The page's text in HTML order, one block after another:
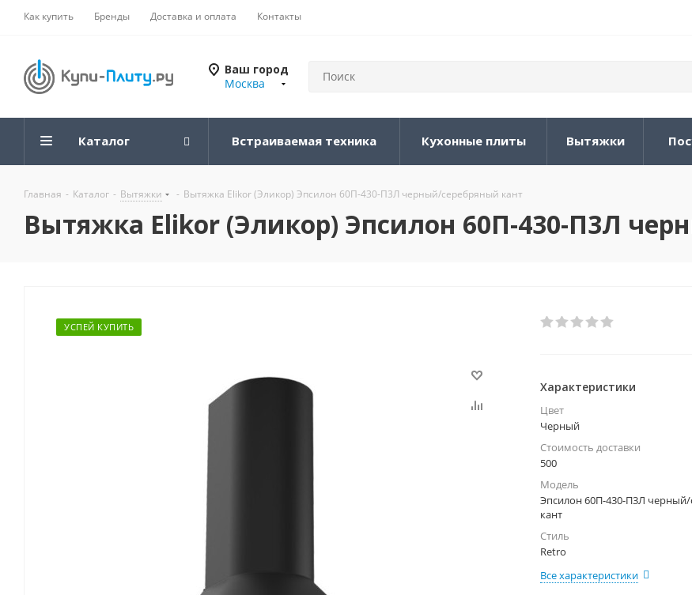
Как купить Бренды Доставка и оплата Контакты
Ваш город
Москва
Каталог Встраиваемая техника Кухонные плиты Вытяжки
Главная - Каталог - Вытяжки - Вытяжка Elikor (Эликор) Эпсилон 60П-430-П3Л черный/серебряный кант
Вытяжка Elikor (Эликор) Эпсилон 60П-430-П3Л
УСПЕЙ КУПИТЬ
Характеристики
Цвет
Черный
Стоимость доставки
500
Модель
Эпсилон 60П-430-П3Л
кант
Стиль
Retro
Все характеристики